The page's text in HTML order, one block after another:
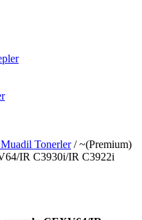
Tonerler/ ~(Premium)
IR C3930i/IR C3922i